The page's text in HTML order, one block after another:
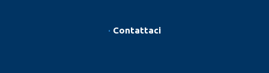
· Contattaci